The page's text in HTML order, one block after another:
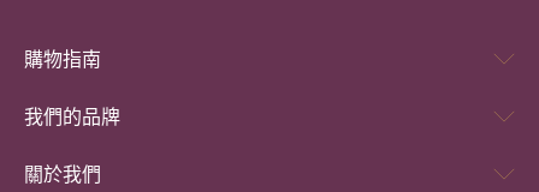
購物指南
我們的品牌
關於我們